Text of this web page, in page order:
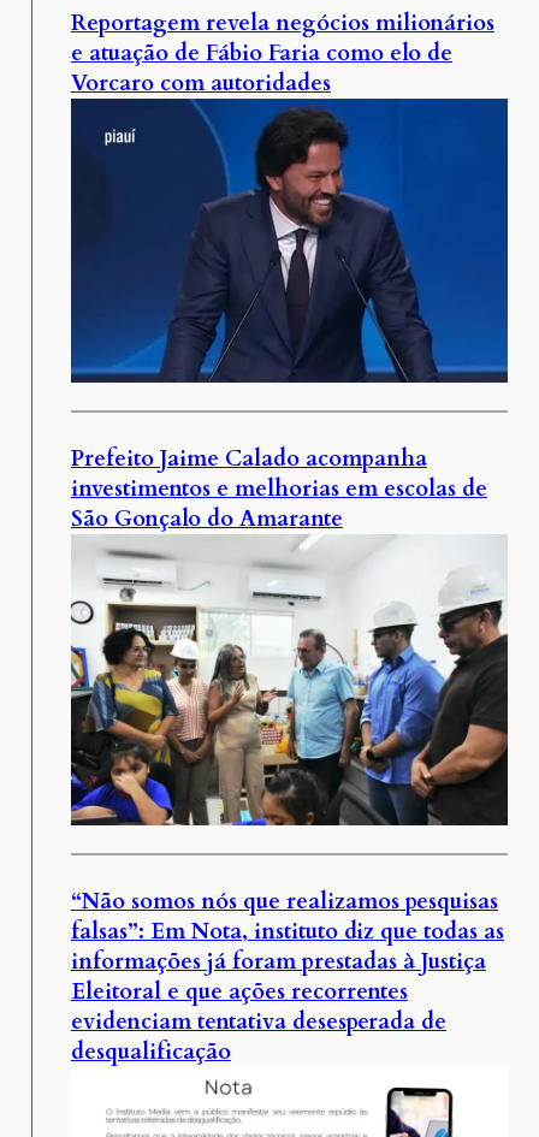
Reportagem revela negócios milionários
e atuação de Fábio Faria como elo de
Vorcaro com autoridades
Prefeito Jaime Calado acompanha
investimentos e melhorias em escolas de
São Gonçalo do Amarante
“Não somos nós que realizamos pesquisas
falsas”: Em Nota, instituto diz que todas as
informações já foram prestadas à Justiça
Eleitoral e que ações recorrentes
evidenciam tentativa desesperada de
desqualificação